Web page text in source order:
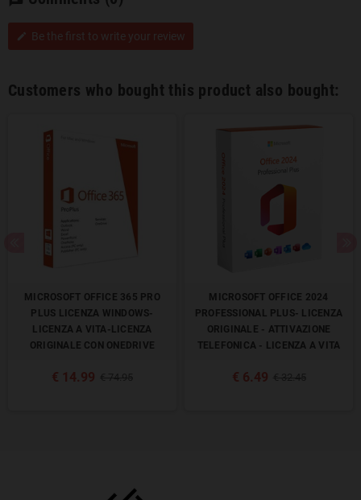
edit Be the first to write your review
Customers who bought this product also bought:
MICROSOFT OFFICE 365 PRO
PLUS LICENZA WINDOWS-
LICENZA A VITA-LICENZA
ORIGINALE CON ONEDRIVE
€ 14.99
MICROSOFT OFFICE 2024
PROFESSIONAL PLUS- LICENZA
ORIGINALE - ATTIVAZIONE
TELEFONICA - LICENZA A VITA
€ 6.49